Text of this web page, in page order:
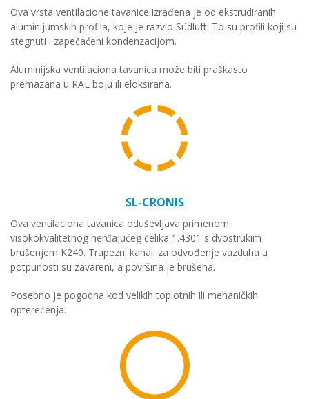
Ova vrsta ventilacione tavanice izrađena je od ekstrudiranih
aluminijumskih profila, koje je razvio Südluft. To su profili koji su
stegnuti i zapečaćeni kondenzacijom.
Aluminijska ventilaciona tavanica može biti praškasto
premazana u RAL boju ili eloksirana.
SL-CRONIS
Ova ventilaciona tavanica oduševljava primenom
visokokvalitetnog nerđajućeg čelika 1.4301 s dvostrukim
brušenjem K240. Trapezni kanali za odvođenje vazduha u
potpunosti su zavareni, a površina je brušena.
Posebno je pogodna kod velikih toplotnih ili mehaničkih
opterećenja.